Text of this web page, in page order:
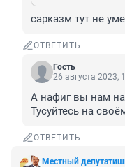
сарказм тут не
ОТВЕТИТЬ
Гость
26 августа 2023,
А нафиг вы нам на
Тусуйтесь на
ОТВЕТИТЬ
Местный